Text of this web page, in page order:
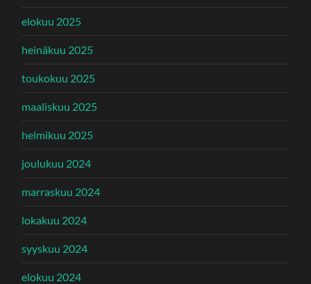
elokuu 2025
heinäkuu 2025
toukokuu 2025
maaliskuu 2025
helmikuu 2025
joulukuu 2024
marraskuu 2024
lokakuu 2024
syyskuu 2024
elokuu 2024